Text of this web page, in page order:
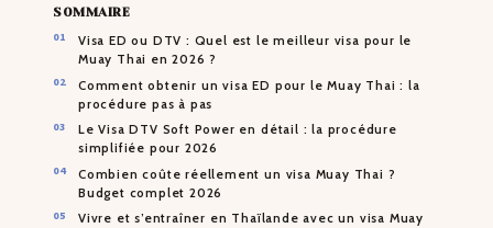
SOMMAIRE
Visa ED ou DTV : Quel est le meilleur visa pour le
Muay Thai en 2026 ?
Comment obtenir un visa ED pour le Muay Thai : la
procédure pas à pas
Le Visa DTV Soft Power en détail : la procédure
simplifiée pour 2026
Combien coûte réellement un visa Muay Thai ?
Budget complet 2026
Vivre et s’entraîner en Thaïlande avec un visa Muay